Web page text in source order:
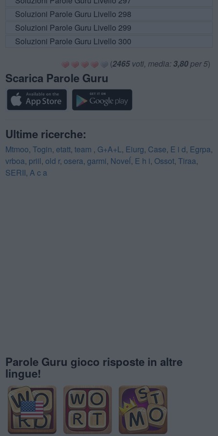
Soluzioni Parole Guru Livello 298
Soluzioni Parole Guru Livello 299
Soluzioni Parole Guru Livello 300
(2465voti, media: 3,80per 5)
Scarica Parole Guru
Ultime ricerche:
Mtmoo, Togin, etatt, team , G+A+L, Eiurg, Case, E i d, Egrpa,
vrboa, priil, old r, osera, garmi, Noveĺ, E h i, Ossot, Tiraa,
SERII, A c a
Parole Guru gioco risposte in altre
lingue!